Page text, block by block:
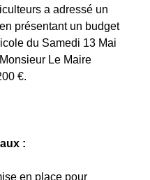
a adressé un
présentant un budget
du Samedi 13 Mai
Le Maire
€.
:
en place pour